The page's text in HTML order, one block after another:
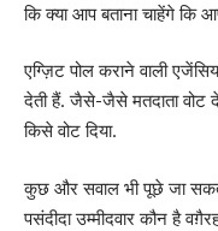
कि क्या आप बताना चाहेंगे कि
एग्ज़िट पोल कराने वाली
देती हैं. जैसे-जैसे मतदाता वोट
किसे वोट दिया.
कुछ और सवाल भी पूछे जा
पसंदीदा उम्मीदवार कौन है